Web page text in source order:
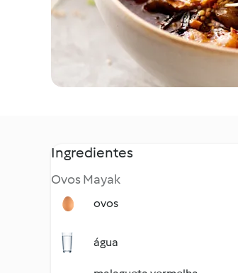
Ingredientes
Ovos Mayak
ovos
água